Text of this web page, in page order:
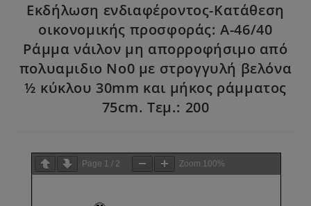
Εκδήλωση ενδιαφέροντος-Κατάθεση
οικονομικής προσφοράς: Α-46/40
Ράμμα νάιλον μη απορροφήσιμο από
πολυαμιδιο Νο0 με στρογγυλή βελόνα
½ κύκλου 30mm και μήκος ράμματος
75cm. Τεμ.: 200
Page 1 / 2 Zoom 100%